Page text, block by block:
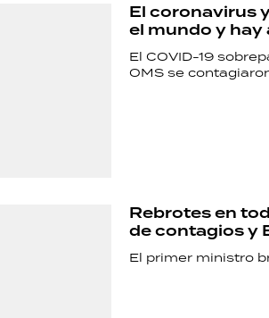
El coronavirus
el mundo y hay
El COVID-19
OMS se
Rebrotes en
de contagios y
El primer ministro